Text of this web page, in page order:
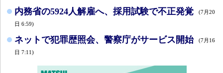
内務省の5924人解雇へ、採用試験で不正発覚
(7月20
日 6:59)
ネットで犯罪歴照会、警察庁がサービス開始
(7月16
日 7:11)